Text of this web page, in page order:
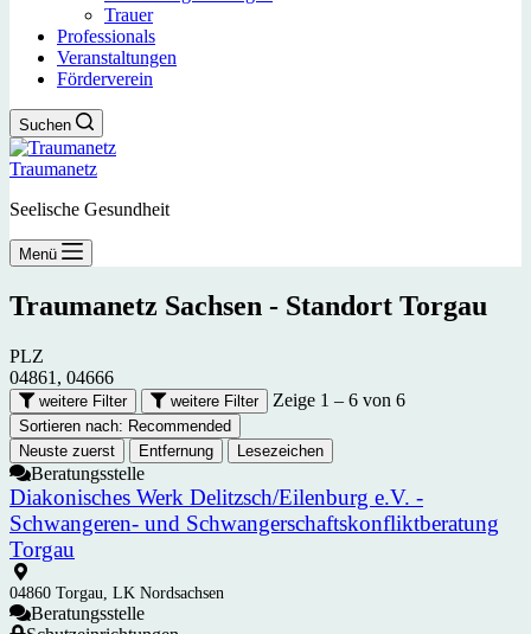
Trauer
Professionals
Veranstaltungen
Förderverein
Suchen
Traumanetz
Seelische Gesundheit
Menü
Traumanetz Sachsen - Standort Torgau
PLZ
04861, 04666
weitere Filter weitere Filter Zeige 1 – 6 von 6
Sortieren nach: Recommended
Neuste zuerst
Entfernung Lesezeichen
Beratungsstelle
Diakonisches Werk Delitzsch/Eilenburg e.V. -
Schwangeren- und Schwangerschaftskonfliktberatung
Torgau
04860 Torgau, LK Nordsachsen
Beratungsstelle